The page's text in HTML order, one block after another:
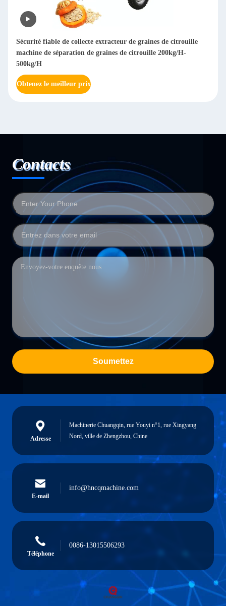
Sécurité fiable de collecte extracteur de graines de citrouille
machine de séparation de graines de citrouille 200kg/H-
500kg/H
Obtenez le meilleur prix
Contacts
Soumettez
Adresse
Machinerie Chuangqin, rue Youyi n°1, rue Xingyang
Nord, ville de Zhengzhou, Chine
E-mail
info@hncqmachine.com
Téléphone
0086-13015506293